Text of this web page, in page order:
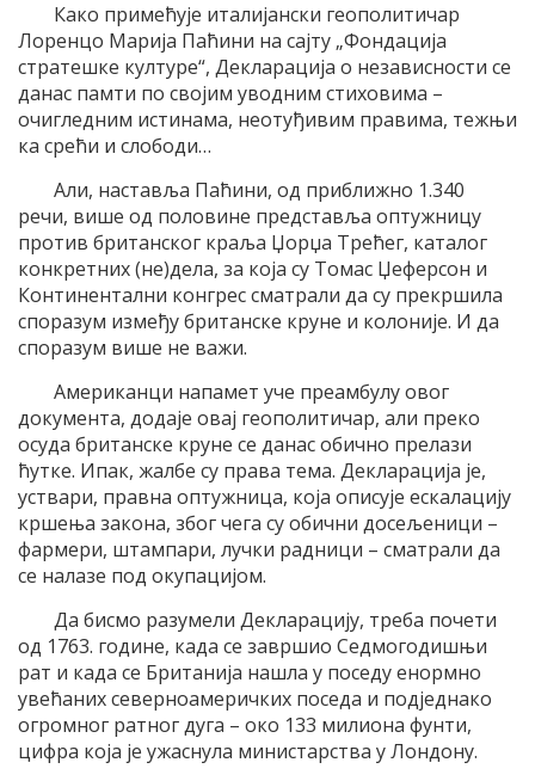
Како примећује италијански геополитичар
Лоренцо Марија Паћини на сајту „Фондација
стратешке културе“, Декларација о независности се
данас памти по својим уводним стиховима –
очигледним истинама, неотуђивим правима, тежњи
ка срећи и слободи…
Али, наставља Паћини, од приближно 1.340
речи, више од половине представља оптужницу
против британског краља Џорџа Трећег, каталог
конкретних (не)дела, за која су Томас Џеферсон и
Континентални конгрес сматрали да су прекршила
споразум између британске круне и колоније. И да
споразум више не важи.
Американци напамет уче преамбулу овог
документа, додаје овај геополитичар, али преко
осуда британске круне се данас обично прелази
ћутке. Ипак, жалбе су права тема. Декларација је,
уствари, правна оптужница, која описује ескалацију
кршења закона, због чега су обични досељеници –
фармери, штампари, лучки радници – сматрали да
се налазе под окупацијом.
Да бисмо разумели Декларацију, треба почети
од 1763. године, када се завршио Седмогодишњи
рат и када се Британија нашла у поседу енормно
увећаних северноамеричких поседа и подједнако
огромног ратног дуга – око 133 милиона фунти,
цифра која је ужаснула министарства у Лондону.